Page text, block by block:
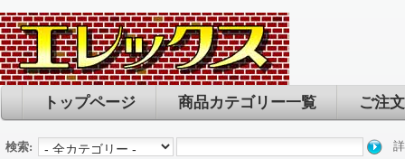
トップページ 商品カテゴリー一覧 ご注
検索: